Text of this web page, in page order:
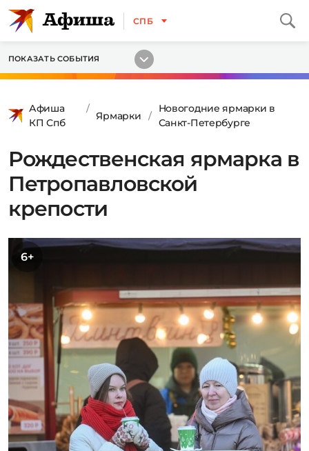
СПБ
ПОКАЗАТЬ СОБЫТИЯ
Афиша
КП Спб
Ярмарки
Новогодние ярмарки в
Санкт-Петербурге
Рождественская ярмарка в
Петропавловской
крепости
6+